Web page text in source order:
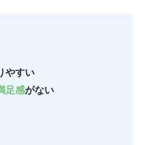
やすい
足感がない